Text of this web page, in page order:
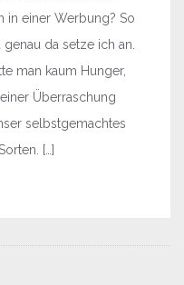
in einer Werbung? So
da setze ich an.
man kaum Hunger,
Überraschung
selbstgemachtes
[…]